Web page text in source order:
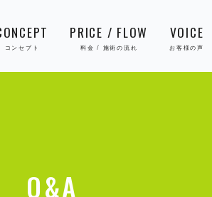
PRICE / FLOW VOICE
Q&A